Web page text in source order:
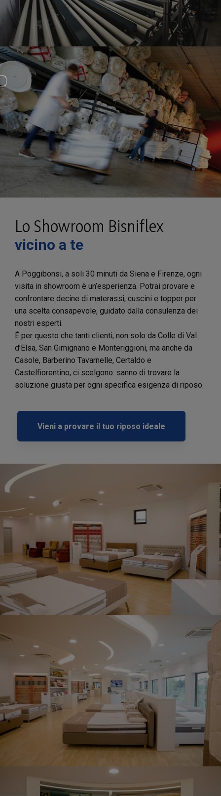
Lo Showroom Bisniflex
vicino a te
A Poggibonsi, a soli 30 minuti da Siena e Firenze, ogni
visita in showroom è un’esperienza. Potrai provare e
confrontare decine di materassi, cuscini e topper per
una scelta consapevole, guidato dalla consulenza dei
nostri esperti.
È per questo che tanti clienti, non solo da Colle di Val
d’Elsa, San Gimignano e Monteriggioni, ma anche da
Casole, Barberino Tavarnelle, Certaldo e
Castelfiorentino, ci scelgono: sanno di trovare la
soluzione giusta per ogni specifica esigenza di riposo.
Vieni a provare il tuo riposo ideale